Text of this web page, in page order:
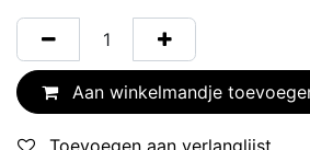
Aan winkelmandje
Toevoegen aan verlanglijst